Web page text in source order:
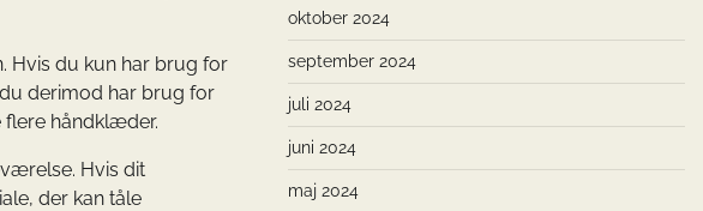
Hvis du kun har brug for
derimod har brug for
håndklæder.
Hvis dit
der kan tåle
oktober 2024
september 2024
juli 2024
juni 2024
maj 2024